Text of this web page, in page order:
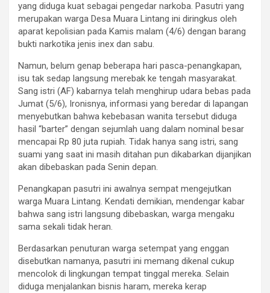
yang diduga kuat sebagai pengedar narkoba. Pasutri yang
merupakan warga Desa Muara Lintang ini diringkus oleh
aparat kepolisian pada Kamis malam (4/6) dengan barang
bukti narkotika jenis inex dan sabu.
​Namun, belum genap beberapa hari pasca-penangkapan,
isu tak sedap langsung merebak ke tengah masyarakat.
Sang istri (AF) kabarnya telah menghirup udara bebas pada
Jumat (5/6), Ironisnya, informasi yang beredar di lapangan
menyebutkan bahwa kebebasan wanita tersebut diduga
hasil “barter” dengan sejumlah uang dalam nominal besar
mencapai Rp 80 juta rupiah. ​Tidak hanya sang istri, sang
suami yang saat ini masih ditahan pun dikabarkan dijanjikan
akan dibebaskan pada Senin depan.
​Penangkapan pasutri ini awalnya sempat mengejutkan
warga Muara Lintang. Kendati demikian, mendengar kabar
bahwa sang istri langsung dibebaskan, warga mengaku
sama sekali tidak heran.
​Berdasarkan penuturan warga setempat yang enggan
disebutkan namanya, pasutri ini memang dikenal cukup
mencolok di lingkungan tempat tinggal mereka. Selain
diduga menjalankan bisnis haram, mereka kerap